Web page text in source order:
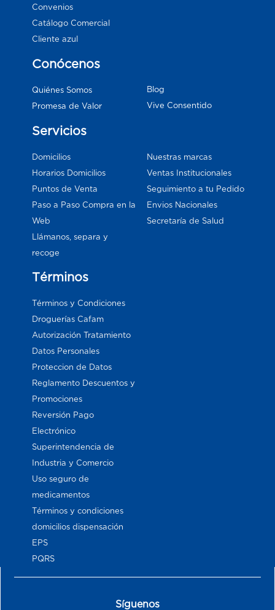
Convenios
Catálogo Comercial
Cliente azul
Conócenos
Quiénes Somos
Promesa de Valor
Blog
Vive Consentido
Servicios
Domicilios
Horarios Domicilios
Puntos de Venta
Paso a Paso Compra en la
Web
Llámanos, separa y
recoge
Nuestras marcas
Ventas Institucionales
Seguimiento a tu Pedido
Envios Nacionales
Secretaría de Salud
Términos
Términos y Condiciones
Droguerías Cafam
Autorización Tratamiento
Datos Personales
Proteccion de Datos
Reglamento Descuentos y
Promociones
Reversión Pago
Electrónico
Superintendencia de
Industria y Comercio
Uso seguro de
medicamentos
Términos y condiciones
domicilios dispensación
EPS
PQRS
Síguenos